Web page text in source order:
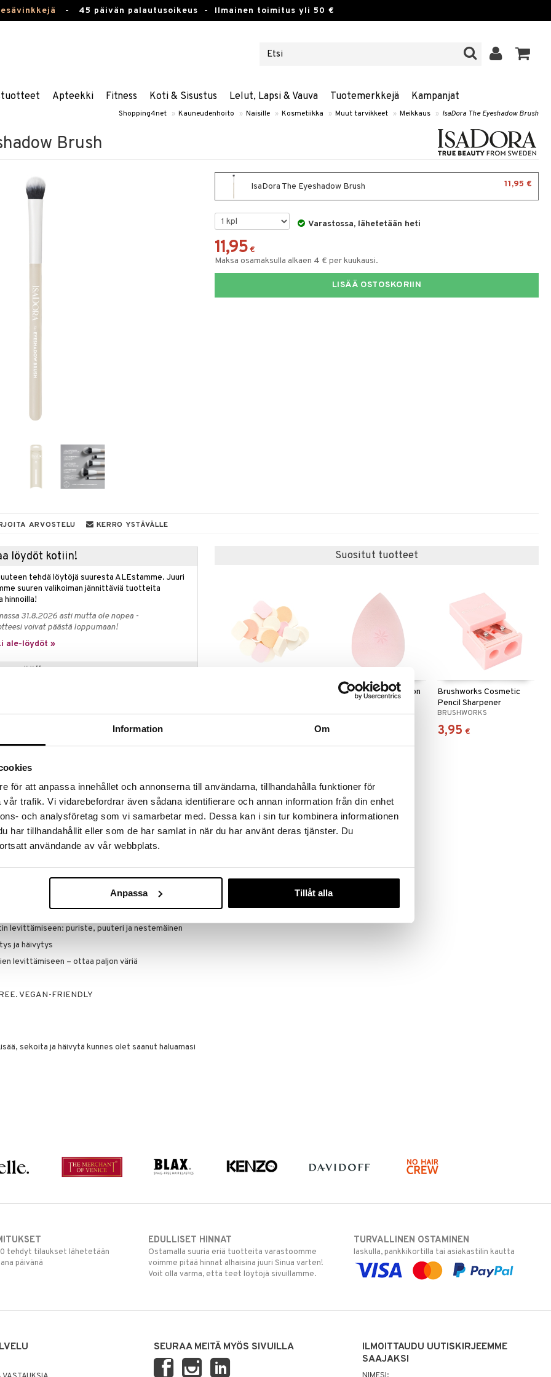
Information Om
för att anpassa innehållet och annonserna till användarna, tillhandahålla funktioner för
trafik. Vi vidarebefordrar även sådana identifierare och annan information från din enhet
och analysföretag som vi samarbetar med. Dessa kan i sin tur kombinera informationen
har tillhandahållit eller som de har samlat in när du har använt deras tjänster. Du
användande av vår webbplats.
Anpassa Tillåt alla
- 45 päivän palautusoikeus - Ilmainen toimitus yli 50 €
Apteekki Fitness Koti & Sisustus Lelut, Lapsi & Vauva Tuotemerkkejä Kampanjat
Shopping4net » Kauneudenhoito » Naisille » Kosmetiikka » Muut tarvikkeet » Meikkaus » IsaDora The Eyeshadow Brush
Brush
IsaDora The Eyeshadow Brush 11,95 €
Varastossa, lähetetään heti
11,95 €
Maksa osamaksulla alkaen 4 € per kuukausi.
LISÄÄ OSTOSKORIIN
ARVOSTELU KERRO YSTÄVÄLLE
löydöt kotiin!
tehdä löytöjä suuresta ALEstamme. Juuri
suuren valikoiman jännittäviä tuotteita
hinnoilla!
31.8.2026 asti mutta ole nopea -
voivat päästä loppumaan!
ale-löydöt »
päälle
automaattisesti kassalle.
iso, ilmava huisku antaen tasaisen levityksen
saa levitettyä kaikentyyppiset luomivärit: puuteri,
Sen pyöristetty muotoilu ja pehmeät
se on loistava pohjustusluomivärien
niin monta kerrosta kuin haluat, samalla kun se
helppo levittää luomiväriä meikkiammattilaisen
levittämiseen: puriste, puuteri ja nestemäinen
ja häivytys
levittämiseen – ottaa paljon väriä
VEGAN-FRIENDLY
sekoita ja häivytä kunnes olet saanut haluamasi
Suositut tuotteet
BRUSHWORKS
Brushworks Complexion
BRUSHWORKS
5,95
Brushworks Cosmetic
Pencil Sharpener
BRUSHWORKS
3,95 €
Brushworks Double
4,94
tehdyt tilaukset lähetetään
päivänä
EDULLISET HINNAT
Ostamalla suuria eriä tuotteita varastoomme
voimme pitää hinnat alhaisina juuri Sinua varten!
Voit olla varma, että teet löytöjä sivuillamme.
TURVALLINEN OSTAMINEN
laskulla, pankkikortilla tai asiakastilin kautta
SEURAA MEITÄ MYÖS SIVUILLA
ILMOITTAUDU UUTISKIRJEEMME
SAAJAKSI